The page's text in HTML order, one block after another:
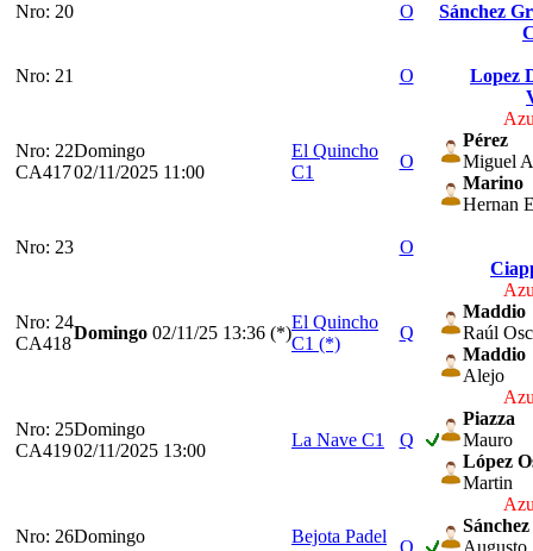
Nro: 20 O
Sánchez
Nro: 21 O
Lopez
Nro: 22
CA417
Domingo
02/11/2025 11:00
El Quincho
C1
O
Pérez
Miguel
Marino
Hernan
Nro: 23
O
Nro: 24
CA418
Domingo 02/11/25 13:36 (*)
El Quincho
C1 (*)
Q
Maddio
Raúl
Maddio
Alejo
Nro: 25
CA419
Domingo
02/11/2025 13:00
La Nave C1 Q
Piazza
Mauro
López
Martin
Nro: 26Domingo
Bejota Padel